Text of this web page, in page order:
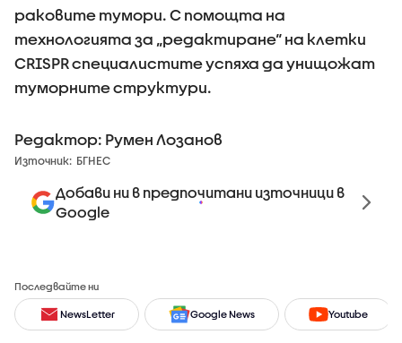
раковите тумори. С помощта на
технологията за „редактиране“ на клетки
CRISPR специалистите успяха да унищожат
туморните структури.
Редактор: Румен Лозанов
Източник: БГНЕС
Добави ни в предпочитани източници в
Google
Последвайте ни
NewsLetter Google News Youtube